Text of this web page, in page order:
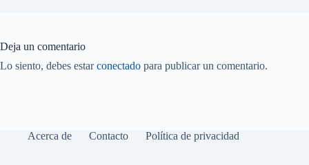
Deja un comentario
Lo siento, debes estarconectado para publicar un comentario.
Acerca de Contacto Política de privacidad